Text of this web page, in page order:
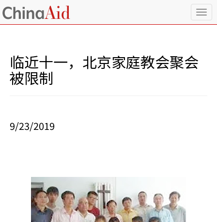
T
o
临近十一，北京家庭教会聚会
被限制
9/23/2019